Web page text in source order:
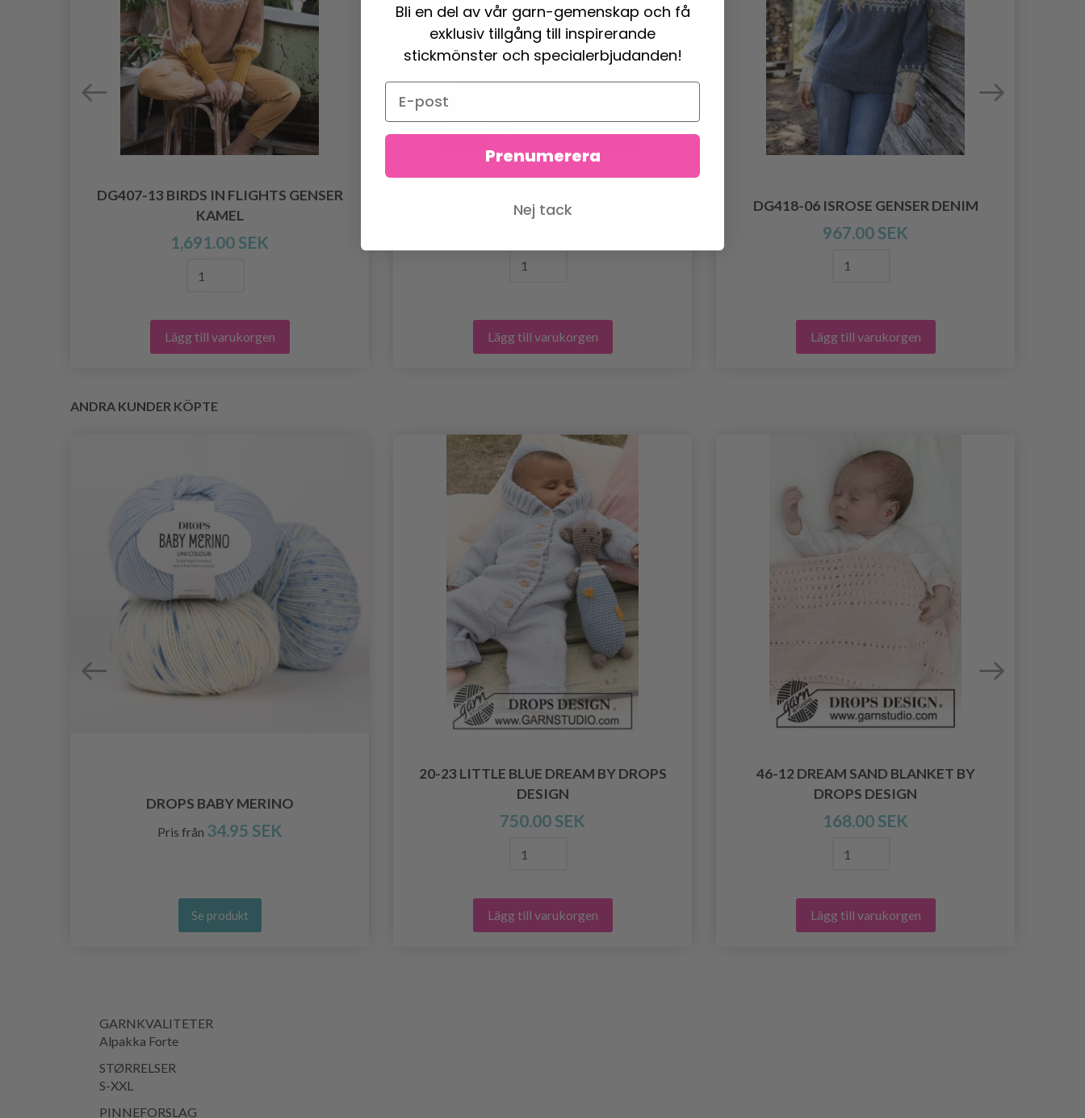
DG407-13 BIRDS IN FLIGHTS GENSER
KAMEL
1,691.00 SEK
Lägg till varukorgen
DG392-10 EIRA GENSER
Lägg till varukorgen
DG418-06 ISROSE GENSER DENIM
967.00 SEK
Lägg till varukorgen
ANDRA KUNDER KÖPTE
DROPS BABY MERINO
Pris från 34.95 SEK
Se produkt
20-23 LITTLE BLUE DREAM BY DROPS
DESIGN
750.00 SEK
Lägg till varukorgen
46-12 DREAM SAND BLANKET BY
DROPS DESIGN
168.00 SEK
Lägg till varukorgen
GARNKVALITETER
Alpakka Forte
STØRRELSER
S-XXL
PINNEFORSLAG
Bli en del av vår garn-gemenskap och få
exklusiv tillgång till inspirerande
stickmönster och specialerbjudanden!
Prenumerera
Nej tack